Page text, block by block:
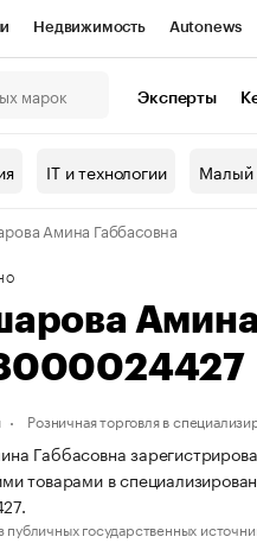
Недвижимость Autonews
контрагентов
Эксперты
IT и технологии Малый
Амина Габбасовна
Розничная торговля в
Габбасовна
товарами в
государственных